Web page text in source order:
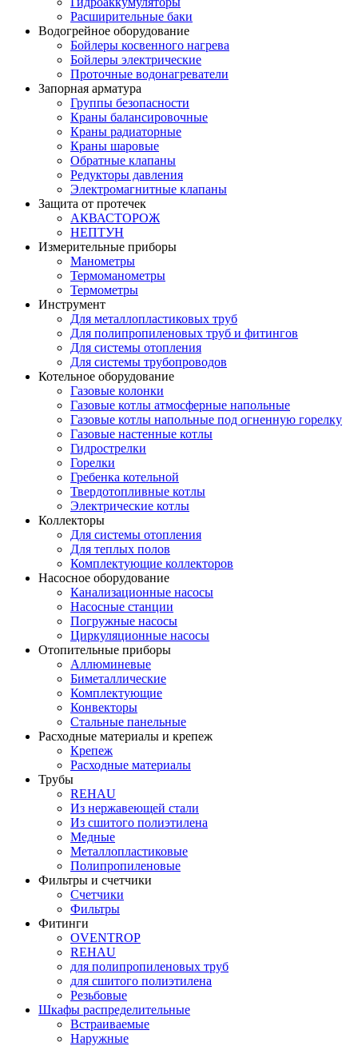
Расширительные баки
Водогрейное оборудование
Бойлеры косвенного нагрева
Бойлеры электрические
Проточные водонагреватели
Запорная арматура
Группы безопасности
Краны балансировочные
Краны радиаторные
Краны шаровые
Обратные клапаны
Редукторы давления
Электромагнитные клапаны
Защита от протечек
АКВАСТОРОЖ
НЕПТУН
Измерительные приборы
Манометры
Термоманометры
Термометры
Инструмент
Для металлопластиковых труб
Для полипропиленовых труб и фитингов
Для системы отопления
Для системы трубопроводов
Котельное оборудование
Газовые колонки
Газовые котлы атмосферные напольные
Газовые котлы напольные под огненную горелку
Газовые настенные котлы
Гидрострелки
Горелки
Гребенка котельной
Твердотопливные котлы
Электрические котлы
Коллекторы
Для системы отопления
Для теплых полов
Комплектующие коллекторов
Насосное оборудование
Канализационные насосы
Насосные станции
Погружные насосы
Циркуляционные насосы
Отопительные приборы
Аллюминевые
Биметаллические
Комплектующие
Конвекторы
Стальные панельные
Расходные материалы и крепеж
Крепеж
Расходные материалы
Трубы
REHAU
Из нержавеющей стали
Из сшитого полиэтилена
Медные
Металлопластиковые
Полипропиленовые
Фильтры и счетчики
Счетчики
Фильтры
Фитинги
OVENTROP
REHAU
для полипропиленовых труб
для сшитого полиэтилена
Резьбовые
Шкафы распределительные
Встраиваемые
Наружные